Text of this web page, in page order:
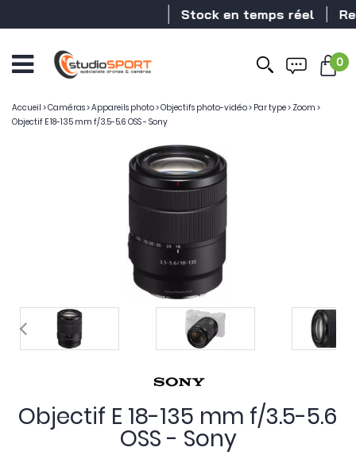
Stock en temps réel
0
Accueil >Caméras>Appareils photo>Objectifs photo-vidéo> Par type> Zoom >
Objectif E 18-135 mm f/3.5-5.6 OSS - Sony
Objectif E 18-135 mm f/3.5-5.6
OSS - Sony